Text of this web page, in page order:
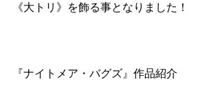
《大トリ》を飾る事となりました！
『ナイトメア・バグズ』作品紹介